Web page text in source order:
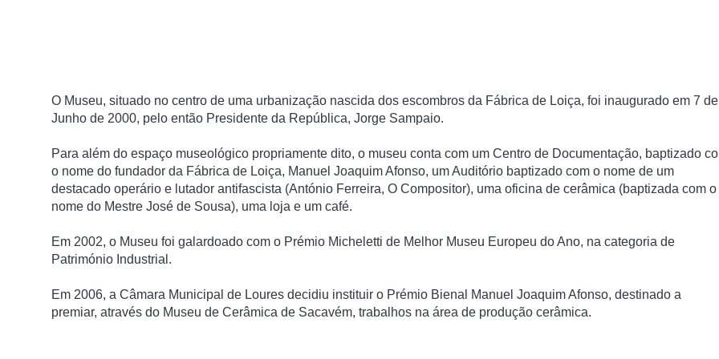
O Museu, situado no centro de uma urbanização nascida dos escombros da Fábrica de Loiça, foi inaugurado em 7 de
Junho de 2000, pelo então Presidente da República, Jorge Sampaio.
Para além do espaço museológico propriamente dito, o museu conta com um Centro de Documentação, baptizado
o nome do fundador da Fábrica de Loiça, Manuel Joaquim Afonso, um Auditório baptizado com o nome de um
destacado operário e lutador antifascista (António Ferreira, O Compositor), uma oficina de cerâmica (baptizada com o
nome do Mestre José de Sousa), uma loja e um café.
Em 2002, o Museu foi galardoado com o Prémio Micheletti de Melhor Museu Europeu do Ano, na categoria de
Património Industrial.
Em 2006, a Câmara Municipal de Loures decidiu instituir o Prémio Bienal Manuel Joaquim Afonso, destinado a
premiar, através do Museu de Cerâmica de Sacavém, trabalhos na área de produção cerâmica.